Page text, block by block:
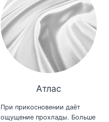
Атлас
При прикосновении даёт
ощущение прохлады. Больше